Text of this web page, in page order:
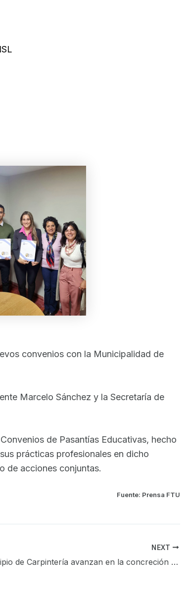
convenios con la Municipalidad de
Marcelo Sánchez y la Secretaría de
de Pasantías Educativas, hecho
prácticas profesionales en dicho
de acciones conjuntas.
Fuente: Prensa FTU
NEXT
La FTU y el municipio de Carpintería avanzan en la concreción de futuros convenios